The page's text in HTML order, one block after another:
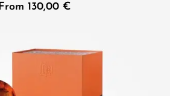
From 130,00 €